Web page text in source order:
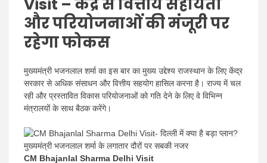
Visit – केंद्र से वित्तीय सहायता
और परियोजनाओं की मंजूरी पर
रहेगा फोकस
मुख्यमंत्री भजनलाल शर्मा का इस बार का मुख्य उद्देश्य राजस्थान के लिए केंद्र
सरकार से अधिक संसाधन और वित्तीय सहयोग हासिल करना है। राज्य में चल
रही और प्रस्तावित विकास परियोजनाओं को गति देने के लिए वे विभिन्न
मंत्रालयों के साथ बैठक करेंगे।
CM Bhajanlal Sharma Delhi Visit